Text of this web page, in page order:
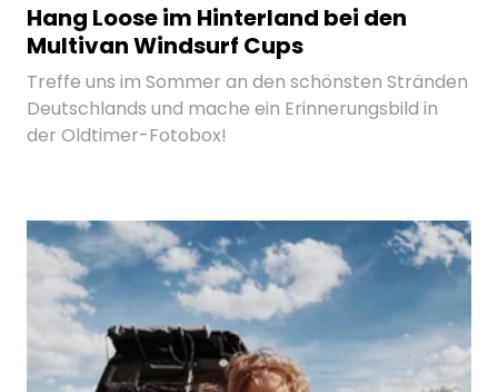
Hang Loose im Hinterland bei den
Multivan Windsurf Cups
Treffe uns im Sommer an den schönsten Stränden
Deutschlands und mache ein Erinnerungsbild in
der Oldtimer-Fotobox!